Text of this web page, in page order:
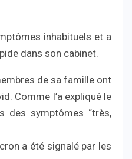
inhabituels et a
dans son cabinet.
de sa famille ont
Comme l’a expliqué le
des symptômes “très,
a été signalé par les